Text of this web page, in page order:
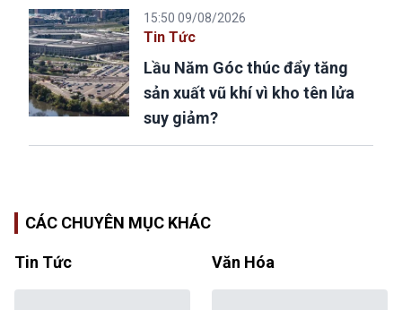
15:50 09/08/2026
Tin Tức
Lầu Năm Góc thúc đẩy tăng
sản xuất vũ khí vì kho tên lửa
suy giảm?
CÁC CHUYÊN MỤC KHÁC
Tin Tức Văn Hóa